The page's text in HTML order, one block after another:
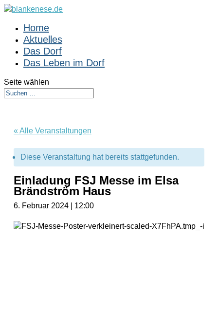
Home
Aktuelles
Das Dorf
Das Leben im Dorf
Seite wählen
« Alle Veranstaltungen
Diese Veranstaltung hat bereits stattgefunden.
Einladung FSJ Messe im Elsa
Brändström Haus
6. Februar 2024 | 12:00